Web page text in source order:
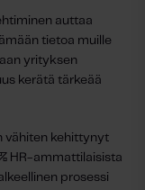
auttaa
tietoa muille
yrityksen
kerätä tärkeää
vähiten kehittynyt
HR-ammattilaisista
prosessi